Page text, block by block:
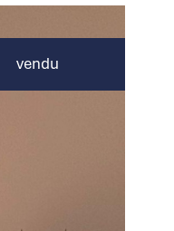
vendu